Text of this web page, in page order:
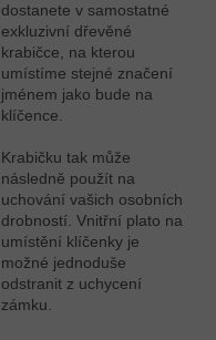
dostanete v samostatné
exkluzivní dřevěné
krabičce, na kterou
umístíme stejné značení
jménem jako bude na
klíčence.
Krabičku tak může
následně použít na
uchování vašich osobních
drobností. Vnitřní plato na
umístění klíčenky je
možné jednoduše
odstranit z uchycení
zámku.